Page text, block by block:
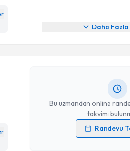
Daha
Bu uzmandan online
takvimi
Randevu
Randevu Takvimi Talebi
Kişisel verilerimin işlenmesine
Randevu Takvimi Talebi